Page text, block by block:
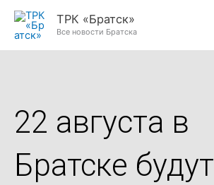
Перейти
ТРК «Братск»
Все новости Братска
22 августа в
Братске будут